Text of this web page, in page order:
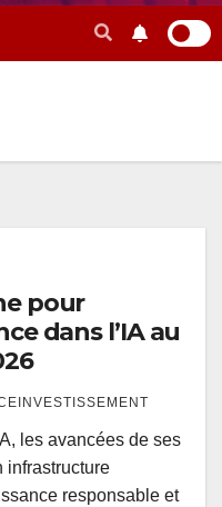
pour
dans l’IA au
les avancées de ses
infrastructure
responsable et